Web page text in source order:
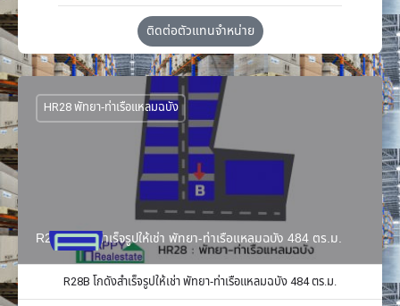
ติดต่อตัวแทนจำหน่าย
R28B โกดังสำเร็จรูปให้เช่า พัทยา-ท่าเรือแหลมฉบัง 484 ตร.ม.
HR28 พัทยา-ท่าเรือแหลมฉบัง
R28B โกดังสำเร็จรูปให้เช่า พัทยา-ท่าเรือแหลมฉบัง 484 ตร.ม.